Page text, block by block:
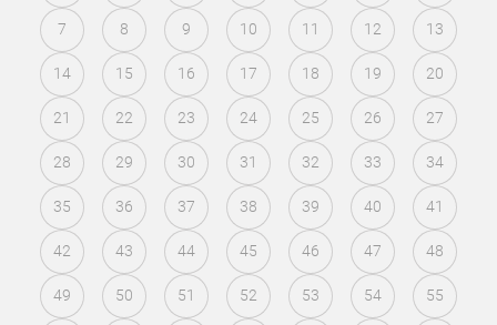
7 8 9 10 11 12 13
14 15 16 17 18 19 20
21 22 23 24 25 26 27
28 29 30 31 32 33 34
35 36 37 38 39 40 41
42 43 44 45 46 47 48
49 50 51 52 53 54 55